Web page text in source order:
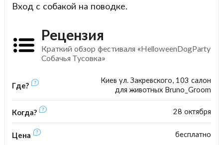
Вход с собакой на поводке.
Рецензия
Краткий обзор фестиваля «HelloweenDogParty
Собачья Тусовка»
Где?
Киев ул. Закревского, 103 салон
для животных Bruno_Groom
Когда? 28 октября
Цена бесплатно